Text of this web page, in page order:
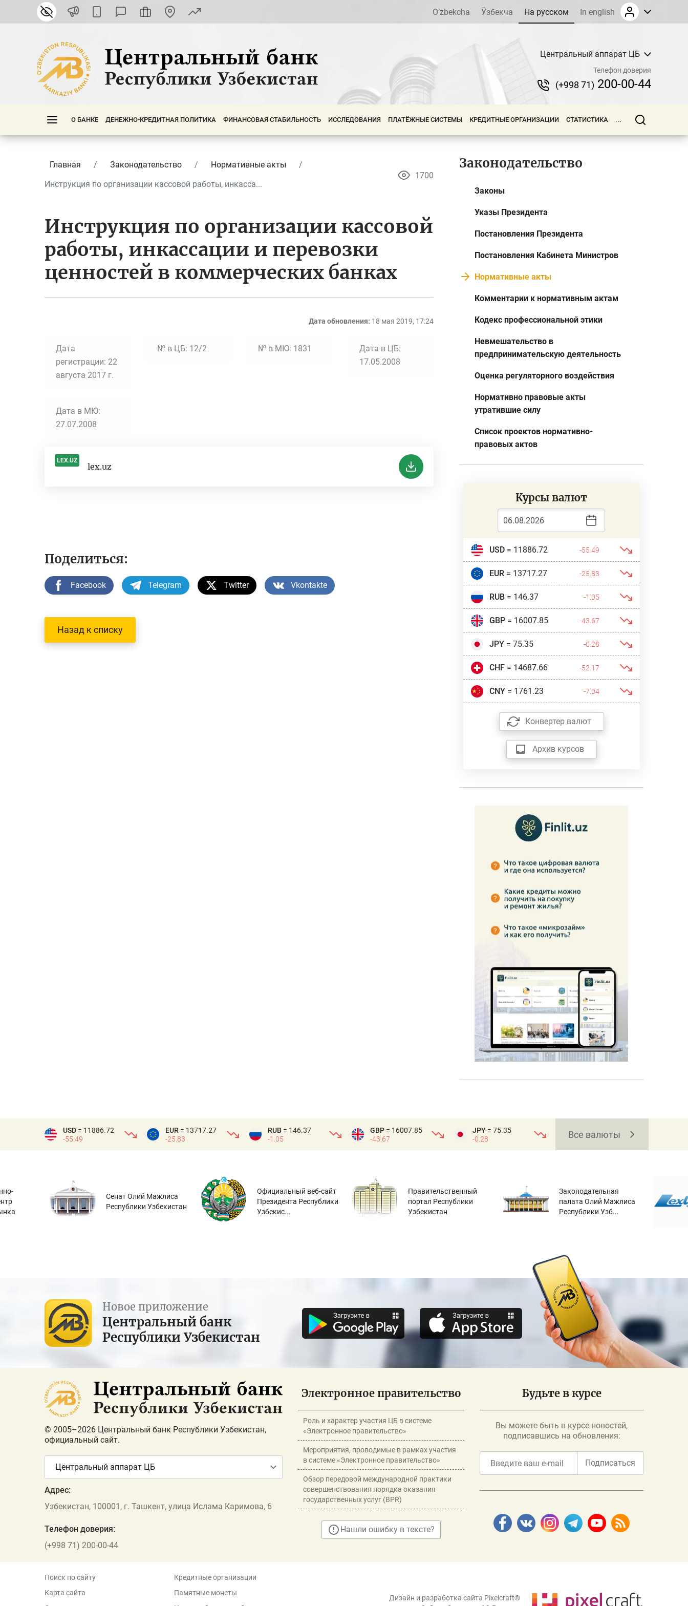
O’zbekcha Ўзбекча На русском In english
Центральный аппарат ЦБ
Телефон доверия
(+998 71) 200-00-44
О БАНКЕ ДЕНЕЖНО-КРЕДИТНАЯ ПОЛИТИКА ФИНАНСОВАЯ СТАБИЛЬНОСТЬ ИССЛЕДОВАНИЯ ПЛАТЁЖНЫЕ СИСТЕМЫ КРЕДИТНЫЕ ОРГАНИЗАЦИИ СТАТИСТИКА ...
Главная Законодательство
Нормативные акты
Инструкция по организации кассовой работы, инкасса...
1700
Инструкция по организации кассовой
работы, инкассации и перевозки
ценностей в коммерческих банках
Дата обновления: 18 мая 2019, 17:24
Дата
регистрации: 22
августа 2017 г.
№ в ЦБ: 12/2 № в МЮ: 1831
Дата в ЦБ:
17.05.2008
Дата в МЮ:
27.07.2008
LEX.UZ
lex.uz
Поделиться:
Facebook Telegram Twitter Vkontakte
Назад к списку
Законодательство
Законы
Указы Президента
Постановления Президента
Постановления Кабинета Министров
Нормативные акты
Комментарии к нормативным актам
Кодекс профессиональной этики
Невмешательство в
предпринимательскую деятельность
Оценка регуляторного воздействия
Нормативно правовые акты
утратившие силу
Список проектов нормативно-
правовых актов
Курсы валют
USD= 11886.72 -55.49
EUR= 13717.27 -25.83
RUB= 146.37 -1.05
GBP= 16007.85 -43.67
JPY= 75.35 -0.28
CHF= 14687.66 -52.17
CNY= 1761.23 -7.04
Конвертер валют
Архив курсов
USD = 11886.72
-55.49
EUR = 13717.27
-25.83
RUB = 146.37
-1.05
GBP = 16007.85
-43.67
JPY = 75.35
-0.28
Все валюты
Сенат Олий Мажлиса
Республики Узбекистан
Официальный веб-сайт
Президента Республики
Узбекис...
Правительственный
портал Республики
Узбекистан
Законодательная
палата Олий Мажлиса
Республики Узб...
Новое приложение
Центральный банк
Республики Узбекистан
© 2005–2026 Центральный банк Республики Узбекистан,
официальный сайт.
Центральный аппарат ЦБ
Адрес:
Узбекистан, 100001, г. Ташкент, улица Ислама Каримова, 6
Телефон доверия:
(+998 71) 200-00-44
Электронное правительство
Роль и характер участия ЦБ в системе
«Электронное правительство»
Мероприятия, проводимые в рамках участия
в системе «Электронное правительство»
Обзор передовой международной практики
совершенствования порядка оказания
государственных услуг (BPR)
Нашли ошибку в тексте?
Будьте в курсе
Вы можете быть в курсе новостей,
подписавшись на обновления:
Подписаться
Поиск по сайту
Карта сайта
Кредитные организации
Памятные монеты
Дизайн и разработка сайта Pixelcraft®